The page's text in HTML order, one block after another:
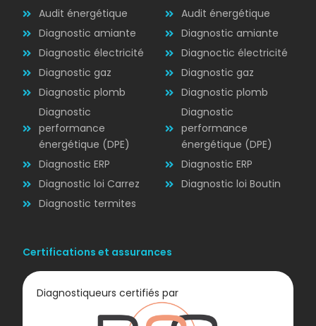
Diagnostic
ÉLECTRICITÉ
Audit énergétique
Diagnostic amiante
Diagnostic électricité
Diagnostic gaz
Diagnostic plomb
Diagnostic
performance
énergétique (DPE)
Diagnostic ERP
Diagnostic loi Carrez
Diagnostic termites
Audit énergétique
Diagnostic amiante
Diagnoctic électricité
Diagnostic gaz
Diagnostic plomb
Diagnostic
performance
énergétique (DPE)
Diagnostic ERP
Diagnostic loi Boutin
Certifications et assurances
Diagnostiqueurs certifiés par